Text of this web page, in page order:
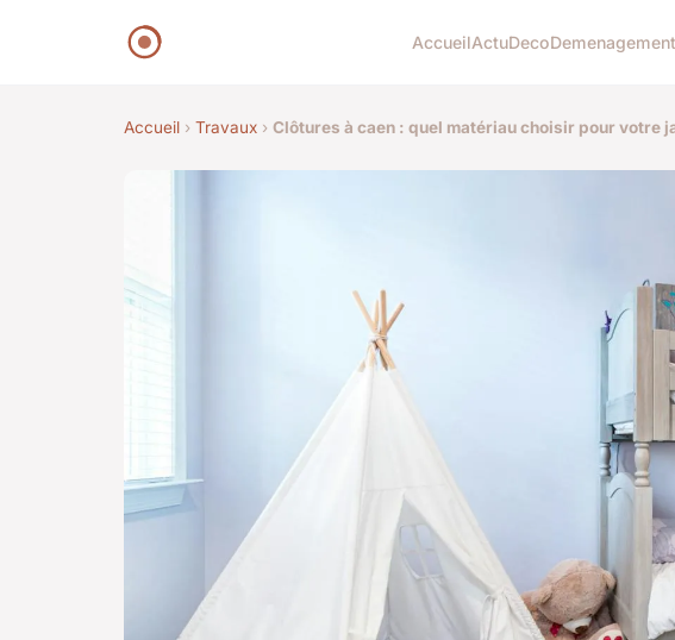
AccueilActuDecoDemenagement
Accueil › Travaux › Clôtures à caen : quel matériau choisir pour votre